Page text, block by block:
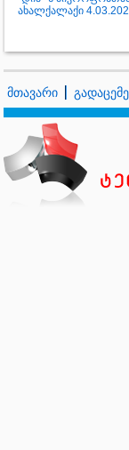
ახალქალაქი
მთავარი